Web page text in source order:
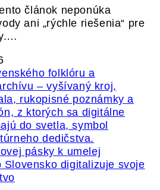
článok neponúka
ani „rýchle riešenia“ pre
pásky k umelej
Slovensko digitalizuje svoje